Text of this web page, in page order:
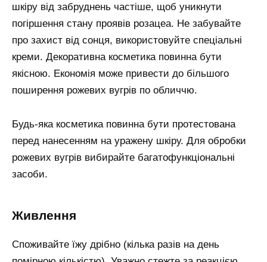
шкіру від забруднень частіше, щоб уникнути
погіршення стану проявів розацеа. Не забувайте
про захист від сонця, використовуйте спеціальні
креми. Декоративна косметика повинна бути
якісною. Економія може привести до більшого
поширення рожевих вугрів по обличчю.
Будь-яка косметика повинна бути протестована
перед нанесенням на уражену шкіру. Для обробки
рожевих вугрів вибирайте багатофункціональні
засоби.
живлення
Споживайте їжу дрібно (кілька разів на день